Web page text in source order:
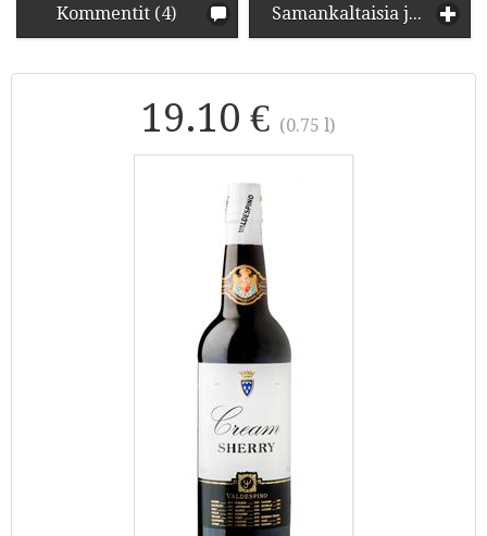
Kommentit (4) Samankaltaisia juomia
19.10 € (0.75 l)